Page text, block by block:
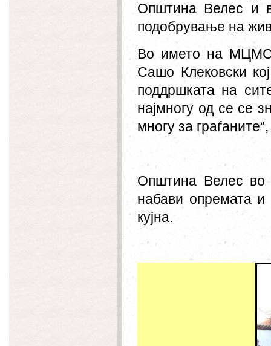
Општина Велес и
подобрување на
Во името на МЦМС
Сашо Клековски
поддршката на
најмногу од се се
многу за
Општина Велес во
набави опремата и
кујна.